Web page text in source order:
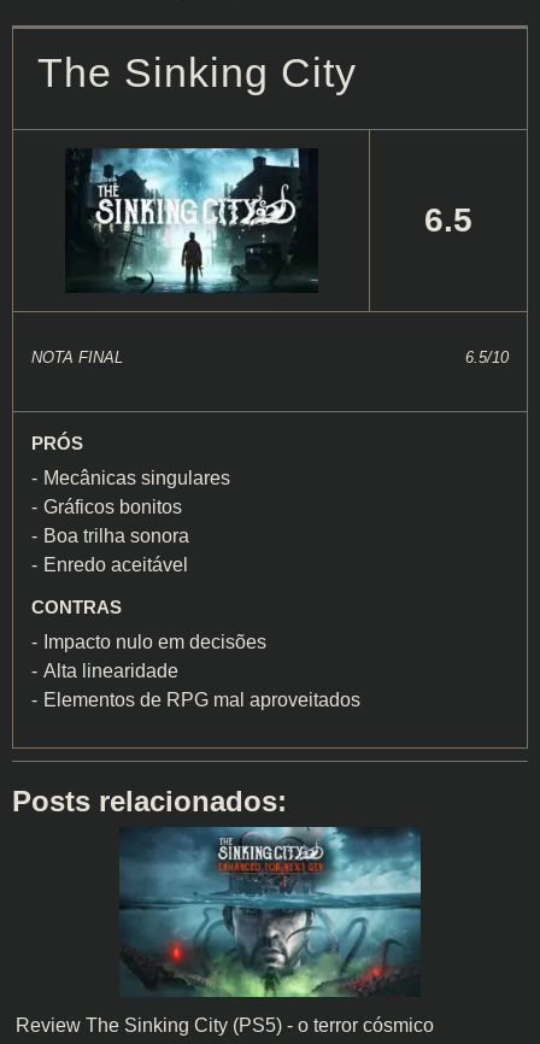
The Sinking City
6.5
NOTA FINAL 6.5/10
PRÓS
Mecânicas singulares
Gráficos bonitos
Boa trilha sonora
Enredo aceitável
CONTRAS
Impacto nulo em decisões
Alta linearidade
Elementos de RPG mal aproveitados
Posts relacionados:
Review The Sinking City (PS5) - o terror cósmico